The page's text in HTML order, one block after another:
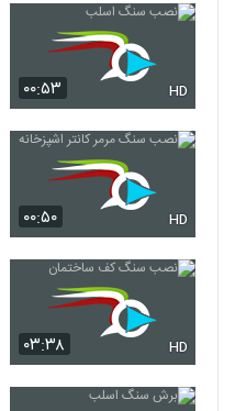
۰۰:۵۳ HD
۰۰:۵۰ HD
۰۳:۳۸ HD